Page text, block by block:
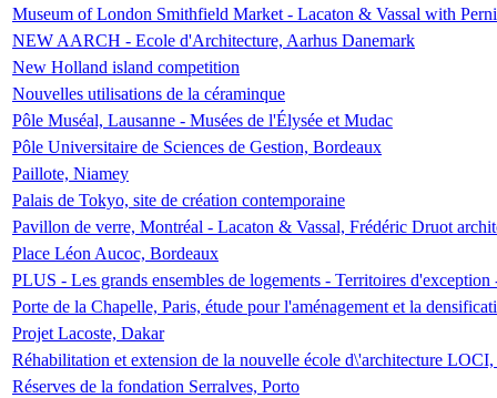
Museum of London Smithfield Market - Lacaton & Vassal with
NEW AARCH - Ecole d'Architecture, Aarhus Danemark
New Holland island competition
Nouvelles utilisations de la céraminque
Pôle Muséal, Lausanne - Musées de l'Élysée et Mudac
Pôle Universitaire de Sciences de Gestion, Bordeaux
Paillote, Niamey
Palais de Tokyo, site de création contemporaine
Pavillon de verre, Montréal - Lacaton & Vassal, Frédéric Druot
Place Léon Aucoc, Bordeaux
PLUS - Les grands ensembles de logements - Territoires
Porte de la Chapelle, Paris, étude pour l'aménagement et la
Projet Lacoste, Dakar
Réhabilitation et extension de la nouvelle école d\'architecture
Réserves de la fondation Serralves, Porto